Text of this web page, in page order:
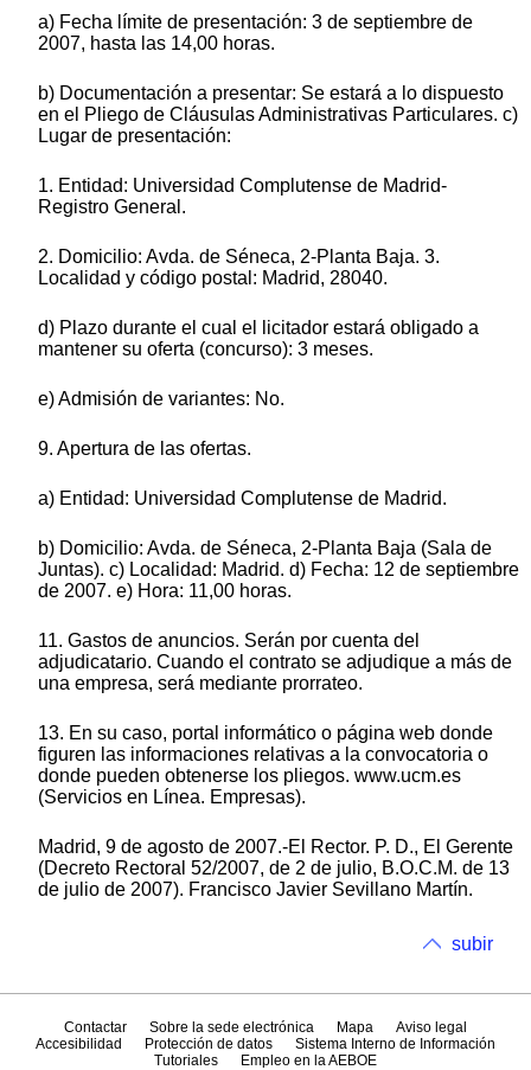
a) Fecha límite de presentación: 3 de septiembre de
2007, hasta las 14,00 horas.
b) Documentación a presentar: Se estará a lo dispuesto
en el Pliego de Cláusulas Administrativas Particulares. c)
Lugar de presentación:
1. Entidad: Universidad Complutense de Madrid-
Registro General.
2. Domicilio: Avda. de Séneca, 2-Planta Baja. 3.
Localidad y código postal: Madrid, 28040.
d) Plazo durante el cual el licitador estará obligado a
mantener su oferta (concurso): 3 meses.
e) Admisión de variantes: No.
9. Apertura de las ofertas.
a) Entidad: Universidad Complutense de Madrid.
b) Domicilio: Avda. de Séneca, 2-Planta Baja (Sala de
Juntas). c) Localidad: Madrid. d) Fecha: 12 de septiembre
de 2007. e) Hora: 11,00 horas.
11. Gastos de anuncios. Serán por cuenta del
adjudicatario. Cuando el contrato se adjudique a más de
una empresa, será mediante prorrateo.
13. En su caso, portal informático o página web donde
figuren las informaciones relativas a la convocatoria o
donde pueden obtenerse los pliegos. www.ucm.es
(Servicios en Línea. Empresas).
Madrid, 9 de agosto de 2007.-El Rector. P. D., El Gerente
(Decreto Rectoral 52/2007, de 2 de julio, B.O.C.M. de 13
de julio de 2007). Francisco Javier Sevillano Martín.
subir
Contactar Sobre la sede electrónica Mapa
Aviso legal
Accesibilidad
Protección de datos
Sistema Interno de Información
Tutoriales
Empleo en la AEBOE